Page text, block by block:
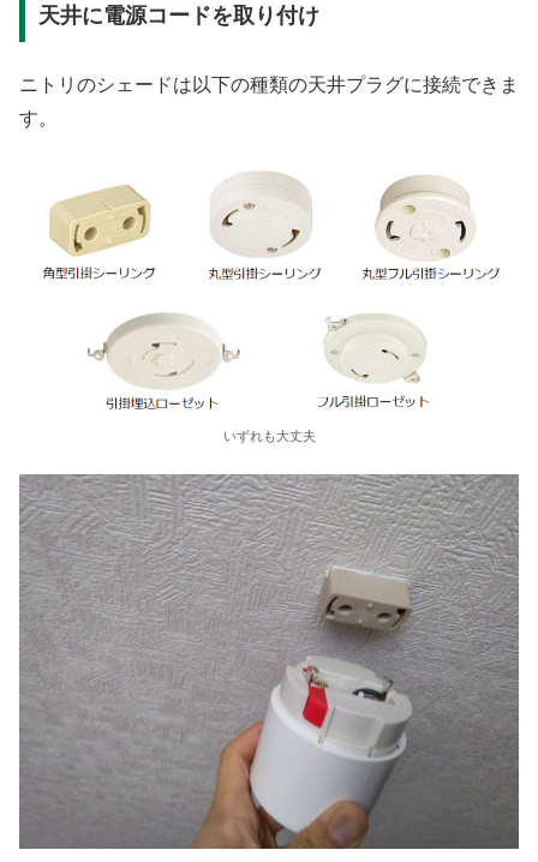
天井に電源コードを取り付け
ニトリのシェードは以下の種類の天井プラグに接続できま
す。
いずれも大丈夫